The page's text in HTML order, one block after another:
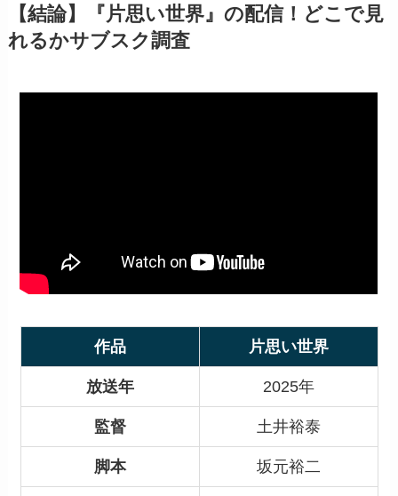
【結論】『片思い世界』の配信！どこで見
れるかサブスク調査
作品 片思い世界
放送年 2025年
監督 土井裕泰
脚本 坂元裕二